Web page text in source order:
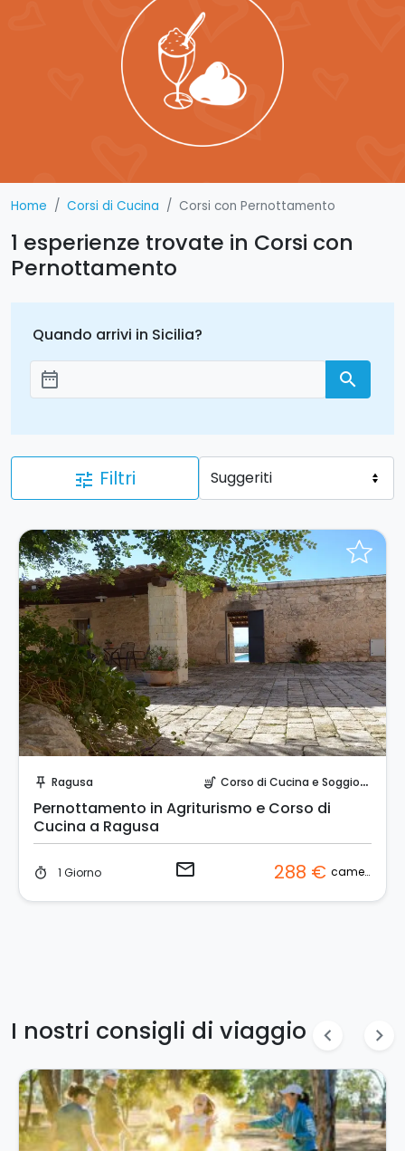
Home Corsi di Cucina Corsi con Pernottamento
1 esperienze trovate in Corsi con
Pernottamento
Quando arrivi in Sicilia?
Aggiungi le date
date_range search
tune Filtri
push_pin Ragusa soup_kitchen Corso di Cucina e Soggiorno
Pernottamento in Agriturismo e Corso di
Cucina a Ragusa
timer 1 Giorno email 288 € camera
I nostri consigli di viaggio chevron_left chevron_right